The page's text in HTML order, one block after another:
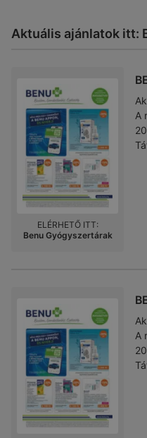
Aktuális ajánlatok itt:
A
ELÉRHETŐ ITT:
Benu Gyógyszertárak
A